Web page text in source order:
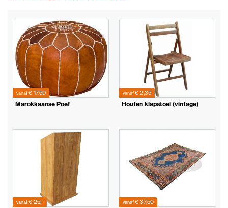
vanaf€ 17,50
Marokkaanse Poef
vanaf€ 2,85
Houten klapstoel (vintage)
vanaf€ 25,- vanaf€ 37,50